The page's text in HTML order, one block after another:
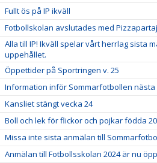
Fullt ös på IP ikväll
Fotbollskolan avslutades med Pizzapartaj
Alla till IP! Ikväll spelar vårt herrlag sista
uppehållet.
Öppettider på Sportringen v. 25
Information inför Sommarfotbollen nästa
Kansliet stängt vecka 24
Boll och lek för flickor och pojkar födda
Missa inte sista anmälan till
Anmälan till Fotbollsskolan 2024 är nu